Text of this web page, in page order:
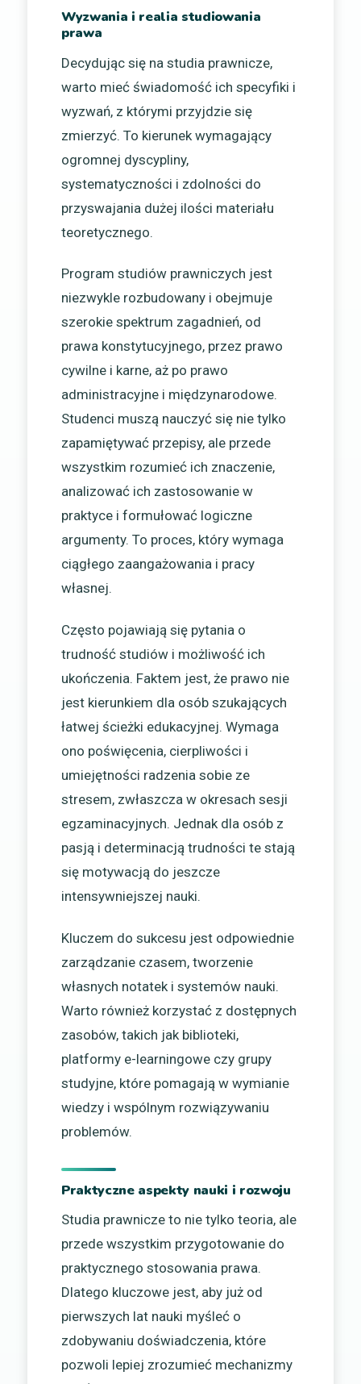
Wyzwania i realia studiowania
prawa
Decydując się na studia prawnicze,
warto mieć świadomość ich specyfiki i
wyzwań, z którymi przyjdzie się
zmierzyć. To kierunek wymagający
ogromnej dyscypliny,
systematyczności i zdolności do
przyswajania dużej ilości materiału
teoretycznego.
Program studiów prawniczych jest
niezwykle rozbudowany i obejmuje
szerokie spektrum zagadnień, od
prawa konstytucyjnego, przez prawo
cywilne i karne, aż po prawo
administracyjne i międzynarodowe.
Studenci muszą nauczyć się nie tylko
zapamiętywać przepisy, ale przede
wszystkim rozumieć ich znaczenie,
analizować ich zastosowanie w
praktyce i formułować logiczne
argumenty. To proces, który wymaga
ciągłego zaangażowania i pracy
własnej.
Często pojawiają się pytania o
trudność studiów i możliwość ich
ukończenia. Faktem jest, że prawo nie
jest kierunkiem dla osób szukających
łatwej ścieżki edukacyjnej. Wymaga
ono poświęcenia, cierpliwości i
umiejętności radzenia sobie ze
stresem, zwłaszcza w okresach sesji
egzaminacyjnych. Jednak dla osób z
pasją i determinacją trudności te stają
się motywacją do jeszcze
intensywniejszej nauki.
Kluczem do sukcesu jest odpowiednie
zarządzanie czasem, tworzenie
własnych notatek i systemów nauki.
Warto również korzystać z dostępnych
zasobów, takich jak biblioteki,
platformy e-learningowe czy grupy
studyjne, które pomagają w wymianie
wiedzy i wspólnym rozwiązywaniu
problemów.
Praktyczne aspekty nauki i rozwoju
Studia prawnicze to nie tylko teoria, ale
przede wszystkim przygotowanie do
praktycznego stosowania prawa.
Dlatego kluczowe jest, aby już od
pierwszych lat nauki myśleć o
zdobywaniu doświadczenia, które
pozwoli lepiej zrozumieć mechanizmy